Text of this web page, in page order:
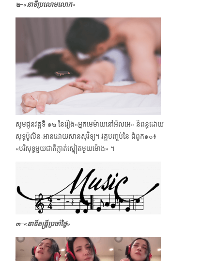
๒–«នាទីប្រលោមលោក»
សូមជូនវគ្គទី ๑๒ នៃរឿង​«អ្នកមេម៉ាយនៅអិលអេ» និពន្ធដោយ
សុទ្ធប៉ូលីន​-អានដោយសានសុវិទ្យ។ វគ្គបញ្ចប់នៃ ជំពូក​๑๐៖
«បរិសុទ្ធមួយជាតិភ្លាត់ស្នៀតមួយម៉ោង» ។
๓–«នាទីតន្ត្រីប្រចាំថ្ងៃ»